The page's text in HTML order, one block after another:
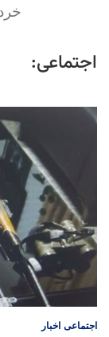
خرداد
اجتماعی:
اجتماعی اخبار